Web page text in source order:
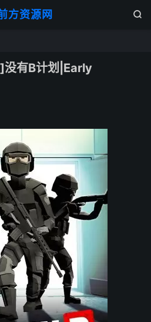
方资源网 
没有B计划|Early